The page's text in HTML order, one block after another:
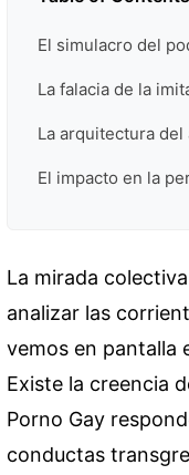
El simulacro del
La falacia de la
La arquitectura
El impacto en la
La mirada
analizar las
vemos en pantalla
Existe la creencia
Porno Gay
conductas